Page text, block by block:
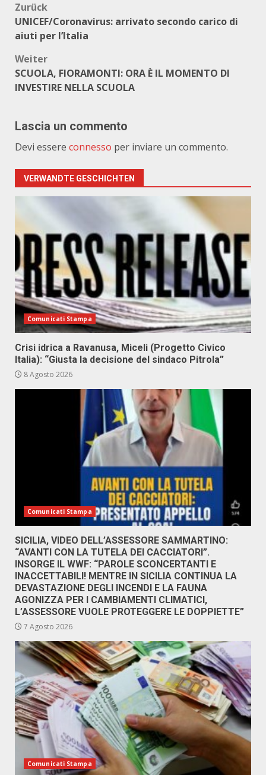
Beitragsnavigation
Zurück
UNICEF/Coronavirus: arrivato secondo carico di
aiuti per l’Italia
Weiter
SCUOLA, FIORAMONTI: ORA È IL MOMENTO DI
INVESTIRE NELLA SCUOLA
Lascia un commento
Devi essere connesso per inviare un commento.
VERWANDTE GESCHICHTEN
Comunicati Stampa
Crisi idrica a Ravanusa, Miceli (Progetto Civico
Italia): “Giusta la decisione del sindaco Pitrola”
8 Agosto 2026
Comunicati Stampa
SICILIA, VIDEO DELL’ASSESSORE SAMMARTINO:
“AVANTI CON LA TUTELA DEI CACCIATORI”.
INSORGE IL WWF: “PAROLE SCONCERTANTI E
INACCETTABILI! MENTRE IN SICILIA CONTINUA LA
DEVASTAZIONE DEGLI INCENDI E LA FAUNA
AGONIZZA PER I CAMBIAMENTI CLIMATICI,
L’ASSESSORE VUOLE PROTEGGERE LE DOPPIETTE”
7 Agosto 2026
Comunicati Stampa